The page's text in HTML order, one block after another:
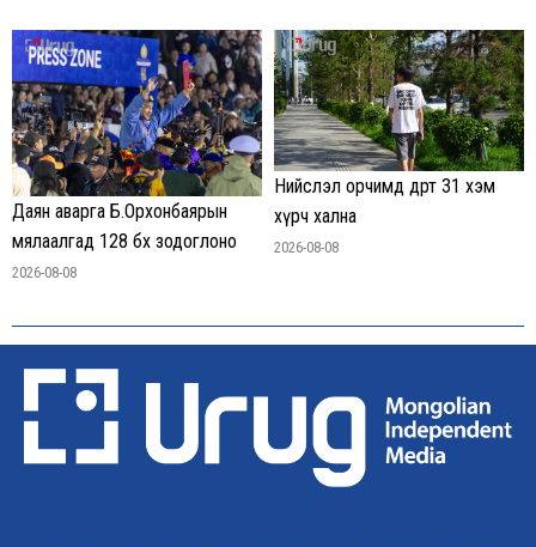
Даян аварга Б.Орхонбаярын
мялаалгад 128 бөх зодоглоно
2026-08-08
Нийслэл орчимд өдөртөө 31 хэм
хүрч хална
2026-08-08